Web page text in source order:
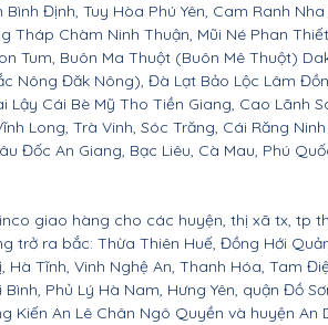
Bình Định, Tuy Hòa Phú Yên, Cam Ranh
Tháp Chàm Ninh Thuận, Mũi Né Phan
Tum, Buôn Ma Thuột (Buôn Mê Thuột)
Nông Đăk Nông), Đà Lạt Bảo Lộc Lâm
Lậy Cái Bè Mỹ Tho Tiền Giang, Cao Lãnh
Long, Trà Vinh, Sóc Trăng, Cái Răng
Đốc An Giang, Bạc Liêu, Cà Mau, Phú
giao hàng cho các huyện, thị xã tx, tp
trở ra bắc: Thừa Thiên Huế, Đồng Hới
Hà Tĩnh, Vinh Nghệ An, Thanh Hóa, Tam
Phủ Lý Hà Nam, Hưng Yên, quận Đồ
Kiến An Lê Chân Ngô Quyền và huyện An